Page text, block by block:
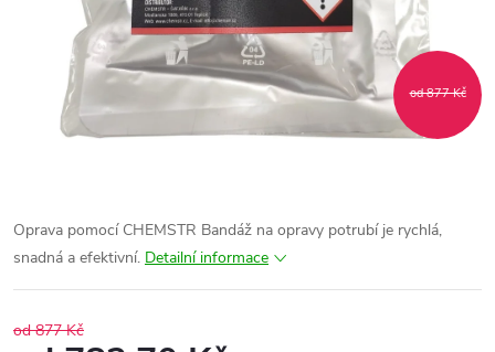
od 877 Kč
Oprava pomocí CHEMSTR Bandáž na opravy potrubí je rychlá,
snadná a efektivní. Detailní informace
od 877 Kč